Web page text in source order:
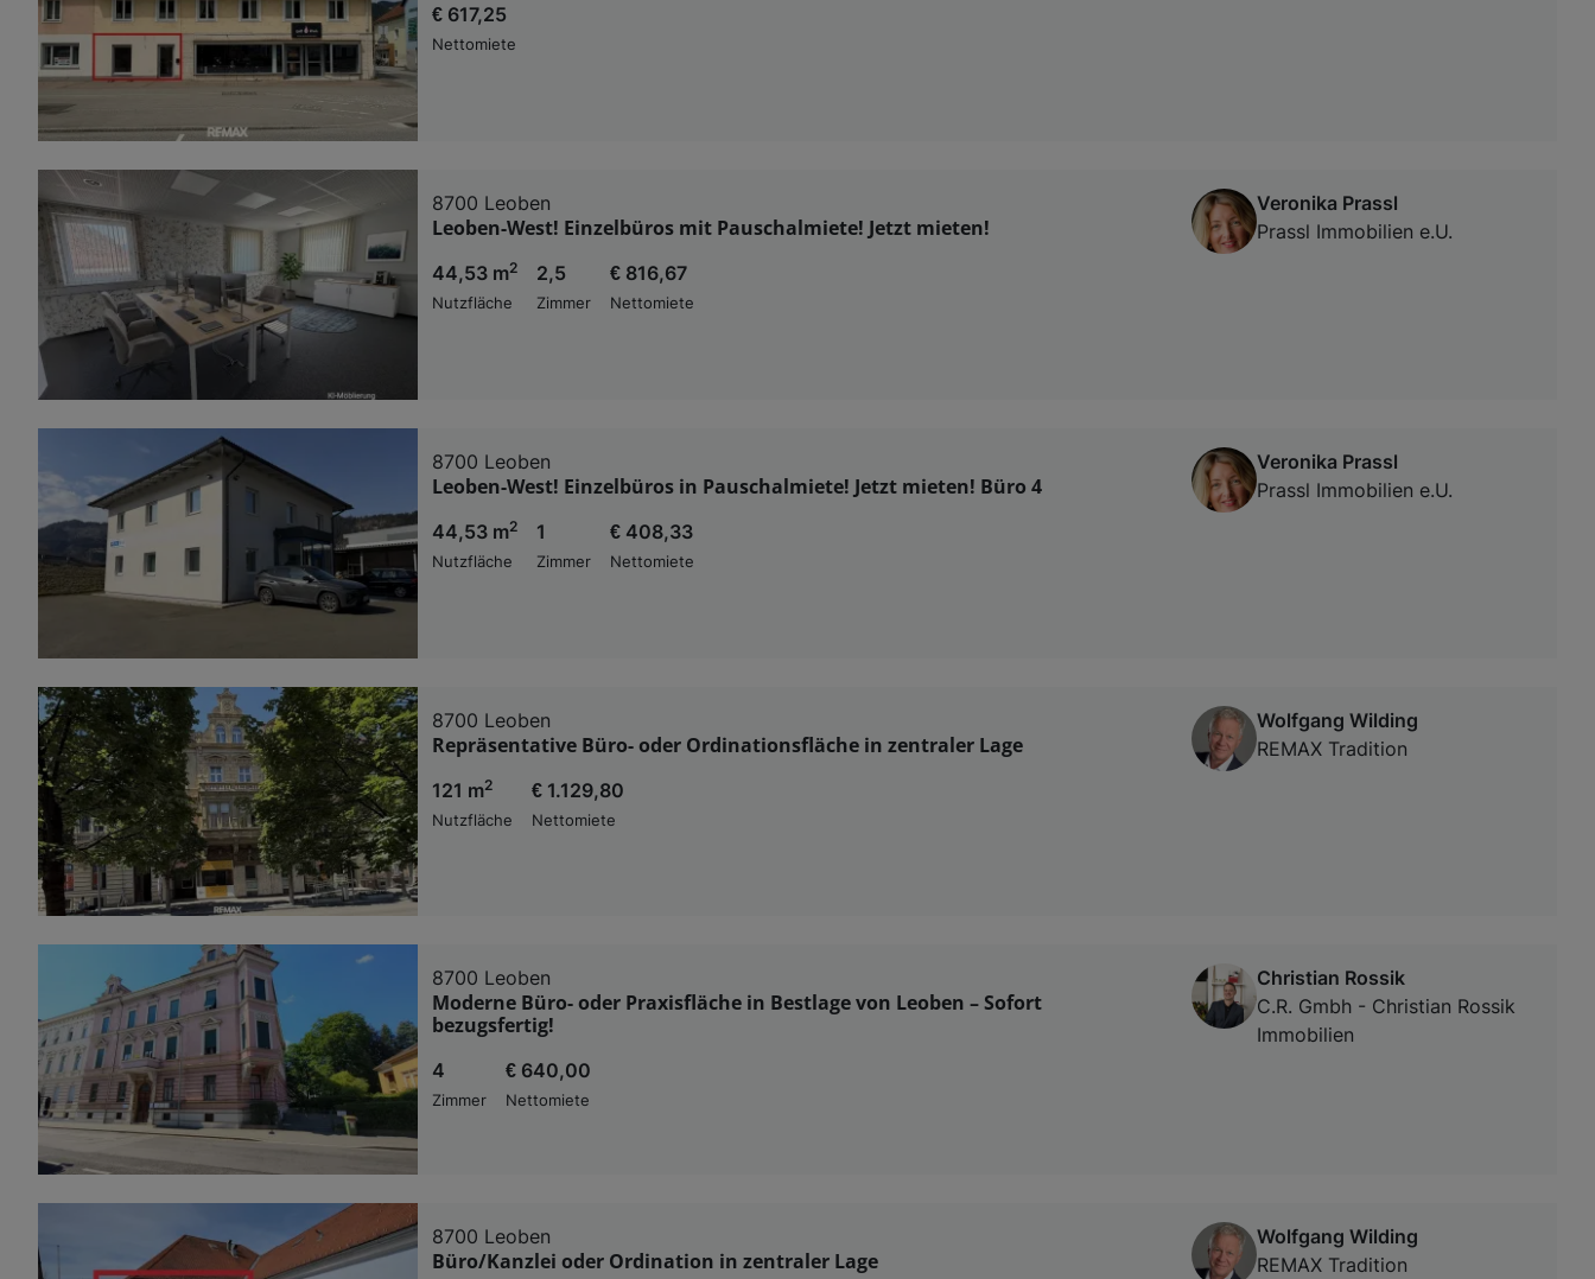
€ 617,25
Nettomiete
8700 Leoben
Leoben-West! Einzelbüros mit Pauschalmiete! Jetzt mieten!
44,53 m2
Nutzfläche
2,5
Zimmer
€ 816,67
Nettomiete
Veronika Prassl
Prassl Immobilien e.U.
8700 Leoben
Leoben-West! Einzelbüros in Pauschalmiete! Jetzt mieten! Büro 4
44,53 m2
Nutzfläche
1
Zimmer
€ 408,33
Nettomiete
Veronika Prassl
Prassl Immobilien e.U.
8700 Leoben
Repräsentative Büro- oder Ordinationsfläche in zentraler Lage
121 m2
Nutzfläche
€ 1.129,80
Nettomiete
Wolfgang Wilding
REMAX Tradition
8700 Leoben
Moderne Büro- oder Praxisfläche in Bestlage von Leoben – Sofort
bezugsfertig!
4
Zimmer
€ 640,00
Nettomiete
Christian Rossik
C.R. Gmbh - Christian Rossik
Immobilien
8700 Leoben
Büro/Kanzlei oder Ordination in zentraler Lage
Wolfgang Wilding
REMAX Tradition